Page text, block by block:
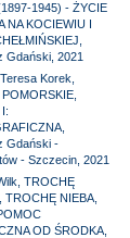
1945) - ŻYCIE
NA KOCIEWIU I
Gdański, 2021
Korek,
Gdański -
- Szczecin, 2021
TROCHĘ
TROCHĘ NIEBA,
OD ŚRODKA,